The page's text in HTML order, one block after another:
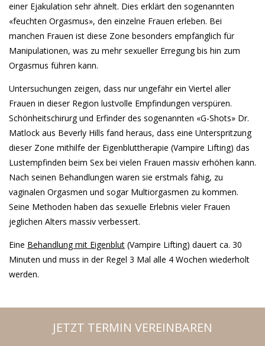
einer Ejakulation sehr ähnelt. Dies erklärt den sogenannten
«feuchten Orgasmus», den einzelne Frauen erleben. Bei
manchen Frauen ist diese Zone besonders empfänglich für
Manipulationen, was zu mehr sexueller Erregung bis hin zum
Orgasmus führen kann.
Untersuchungen zeigen, dass nur ungefähr ein Viertel aller
Frauen in dieser Region lustvolle Empfindungen verspüren.
Schönheitschirurg und Erfinder des sogenannten «G-Shots» Dr.
Matlock aus Beverly Hills fand heraus, dass eine Unterspritzung
dieser Zone mithilfe der Eigenbluttherapie (Vampire Lifting) das
Lustempfinden beim Sex bei vielen Frauen massiv erhöhen kann.
Nach seinen Behandlungen waren sie erstmals fähig, zu
vaginalen Orgasmen und sogar Multiorgasmen zu kommen.
Seine Methoden haben das sexuelle Erlebnis vieler Frauen
jeglichen Alters massiv verbessert.
Eine Behandlung mit Eigenblut (Vampire Lifting) dauert ca. 30
Minuten und muss in der Regel 3 Mal alle 4 Wochen wiederholt
werden.
JETZT TERMIN VEREINBAREN